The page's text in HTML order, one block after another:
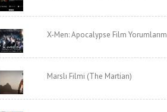
X-Men: Apocalypse Film Yorumlarım
Marslı Filmi (The Martian)